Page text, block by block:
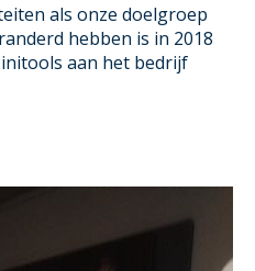
als onze doelgroep
hebben is in 2018
aan het bedrijf